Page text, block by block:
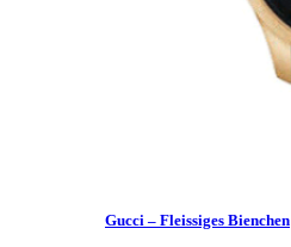
Gucci – Fleissiges Bienchen